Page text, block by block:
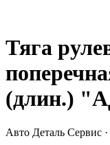
Тяга
(длин.)
Авто Деталь Сервис